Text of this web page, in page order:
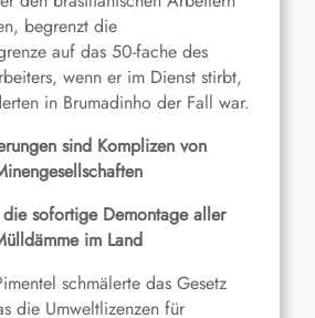
begrenzt die
auf das 50-fache des
wenn er im Dienst stirbt,
in Brumadinho der Fall war.
sind Komplizen von
sofortige Demontage aller
im Land
schmälerte das Gesetz
die Umweltlizenzen für